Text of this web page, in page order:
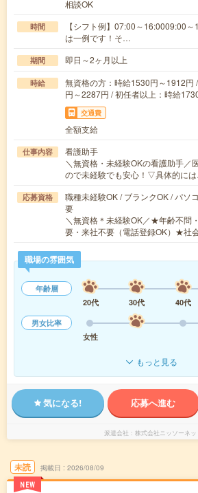
相談OK
時間
【シフト例】07:00～16:0009:00
は一例です！そ…
期間 即日～2ヶ月以上
時給
無資格の方：時給1530円～1912円
円～2287円 / 初任者以上：時給
交通費
全額支給
仕事内容
看護助手
＼無資格・未経験OKの看護助手／
ので未経験でも安心！▽具体的に
応募資格
職種未経験OK / ブランクOK / パソ
要
＼無資格＊未経験OK／★年齢不問
要・来社不要（電話登録OK）★社
職場の雰囲気
年齢層
20代
30代 40代
男女比率
女性
もっと見る
気になる! 応募へ進む
派遣会社 株式会社ニッソーネッ
未読
NEW
掲載日 2026/08/09